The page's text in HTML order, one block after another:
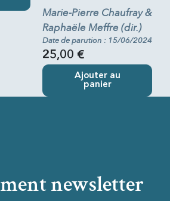
Marie-Pierre Chaufray &
Raphaële Meffre (dir.)
Date de parution : 15/06/2024
25,00 €
Ajouter au
panier
newsletter